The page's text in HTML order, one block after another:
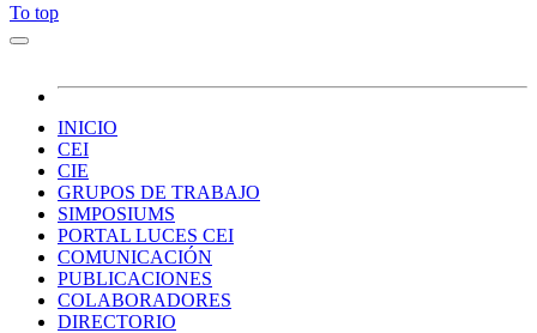
To top
INICIO
CEI
CIE
GRUPOS DE TRABAJO
SIMPOSIUMS
PORTAL LUCES CEI
COMUNICACIÓN
PUBLICACIONES
COLABORADORES
DIRECTORIO